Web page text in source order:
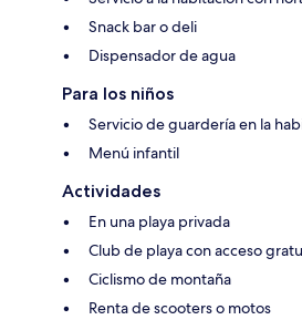
Snack bar o deli
Dispensador de agua
Para los niños
Servicio de guardería en la
Menú infantil
Actividades
En una playa privada
Club de playa con acceso
Ciclismo de montaña
Renta de scooters o motos